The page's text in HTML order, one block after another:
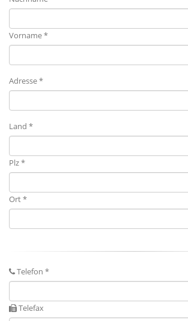
Vorname *
Adresse *
Land *
Plz *
Ort *
Telefon *
Telefax